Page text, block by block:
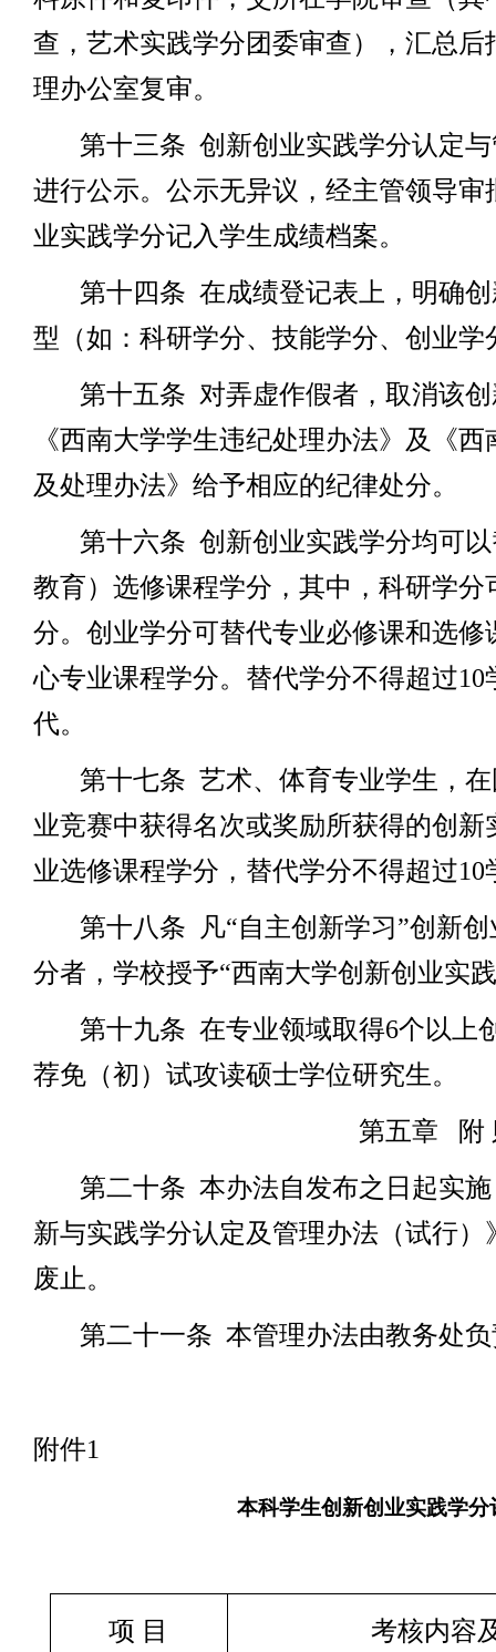
查，艺术实践学分团委审查），汇总
理办公室复审。
第十三条 创新创业实践学分认定
进行公示。公示无异议，经主管领导
业实践学分记入学生成绩档案。
第十四条 在成绩登记表上，明确
型（如：科研学分、技能学分、创业学
第十五条 对弄虚作假者，取消该
《西南大学学生违纪处理办法》及《
及处理办法》给予相应的纪律处分。
第十六条 创新创业实践学分均可
教育）选修课程学分，其中，科研学
分。创业学分可替代专业必修课和选
心专业课程学分。替代学分不得超过10
代。
第十七条 艺术、体育专业学生，
业竞赛中获得名次或奖励所获得的创
业选修课程学分，替代学分不得超过10
第十八条
凡“自主创新学习”创新
分者，学校授予“西南大学创新创业实
第十九条 在专业领域取得6个以上
荐免（初）试攻读硕士学位研究生。
第五章
附
第二十条 本办法自发布之日起实
新与实践学分认定及管理办法（试行）
废止。
第二十一条 本管理办法由教务处
附件1
本科学生创新创业实践学分
项 目 考核内容